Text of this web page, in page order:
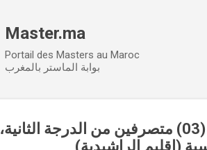
Master.ma
Portail des Masters au Maroc
بوابة الماستر بالمغرب
إعلان عن إجراء مباراة لتوظيف ثلاثة (03) متصرفين من الدرجة الثانية،
(إقليم الراشيدية)